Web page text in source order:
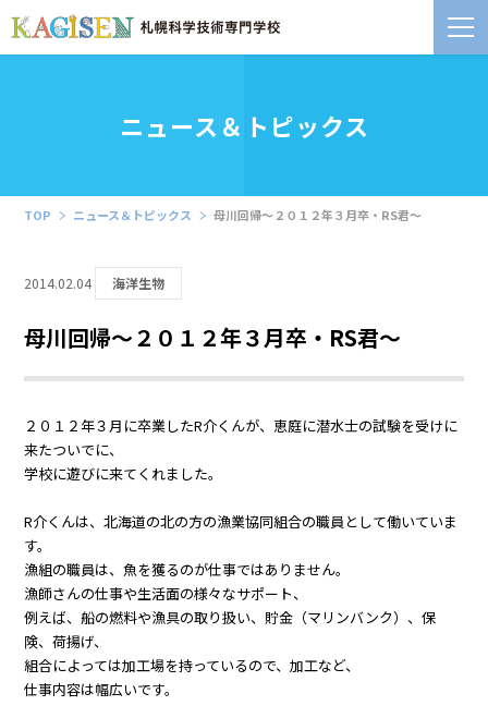
ニュース＆トピックス
TOP ニュース＆トピックス 母川回帰～２０１２年３月卒・RS君～
2014.02.04 海洋生物
母川回帰～２０１２年３月卒・RS君～
２０１２年３月に卒業したR介くんが、恵庭に潜水士の試験を受けに
来たついでに、
学校に遊びに来てくれました。
R介くんは、北海道の北の方の漁業協同組合の職員として働いていま
す。
漁組の職員は、魚を獲るのが仕事ではありません。
漁師さんの仕事や生活面の様々なサポート、
例えば、船の燃料や漁具の取り扱い、貯金（マリンバンク）、保
険、荷揚げ、
組合によっては加工場を持っているので、加工など、
仕事内容は幅広いです。